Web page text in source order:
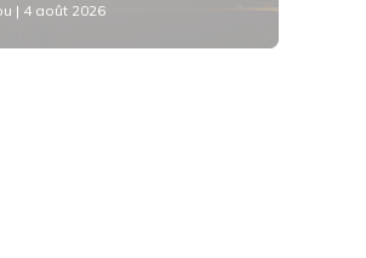
| 4 août 2026